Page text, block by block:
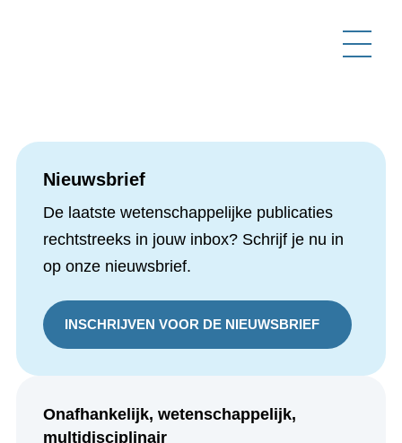
Nieuwsbrief
De laatste wetenschappelijke
Schrijf je nu in op onze nieuwsbrief.
Onafhankelijk, wetenschappelijk,
TvGG - Tijdschrift voor Geneeskunde en